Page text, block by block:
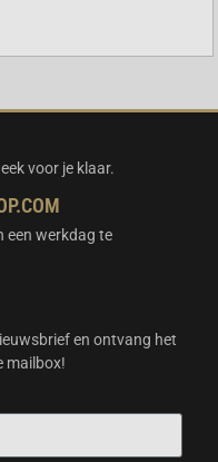
aparte accumonitor
en luxe
jachten
met
voor je klaar.
een werkdag te
en ontvang het
mailbox!